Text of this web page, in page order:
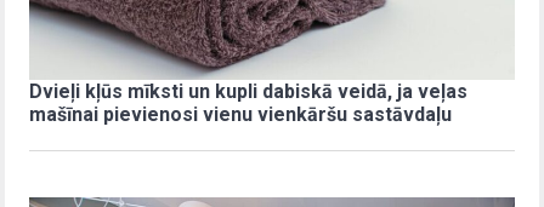
Dvieļi kļūs mīksti un kupli dabiskā veidā, ja veļas
mašīnai pievienosi vienu vienkāršu sastāvdaļu